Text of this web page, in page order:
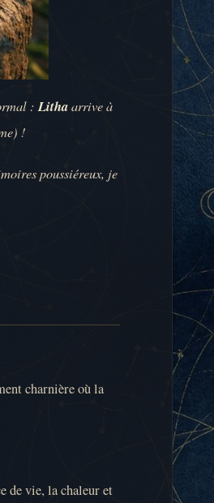
: Lithaarrive à
!
poussiéreux, je
charnière où la
de vie, la chaleur et